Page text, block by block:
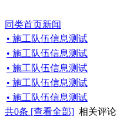
同类首页新闻
• 施工队伍信息测试
• 施工队伍信息测试
• 施工队伍信息测试
• 施工队伍信息测试
• 施工队伍信息测试
共0条 [查看全部] 相关评论